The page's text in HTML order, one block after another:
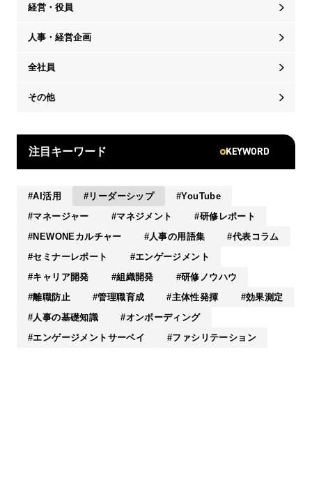
経営・役員
人事・経営企画
全社員
その他
注目キーワード KEYWORD
AI活用 リーダーシップ
YouTube
マネージャー
マネジメント
研修レポート
NEWONEカルチャー
人事の用語集
代表コラム
セミナーレポート
エンゲージメント
キャリア開発
組織開発
研修ノウハウ
離職防止
管理職育成 主体性発揮
効果測定
人事の基礎知識
オンボーディング
エンゲージメントサーベイ
ファシリテーション